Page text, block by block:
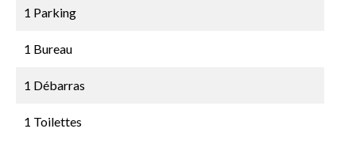
1 Parking
1 Bureau
1 Débarras
1 Toilettes